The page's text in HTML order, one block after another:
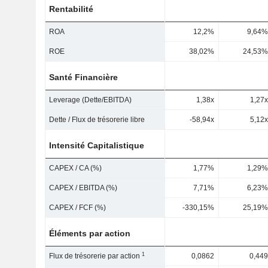
Rentabilité
ROA 12,2% 9,64%
ROE 38,02% 24,53%
Santé Financière
Leverage (Dette/EBITDA) 1,38x 1,27x
Dette / Flux de trésorerie libre -58,94x 5,12x
Intensité Capitalistique
CAPEX / CA (%) 1,77% 1,29%
CAPEX / EBITDA (%) 7,71% 6,23%
CAPEX / FCF (%) -330,15% 25,19%
Éléments par action
Flux de trésorerie par action1 0,0862 0,449